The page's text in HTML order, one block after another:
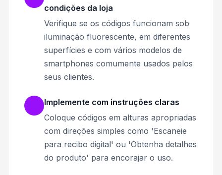
condições da loja
Verifique se os códigos funcionam sob
iluminação fluorescente, em diferentes
superfícies e com vários modelos de
smartphones comumente usados pelos
seus clientes.
Implemente com instruções claras
Coloque códigos em alturas apropriadas
com direções simples como 'Escaneie
para recibo digital' ou 'Obtenha detalhes
do produto' para encorajar o uso.